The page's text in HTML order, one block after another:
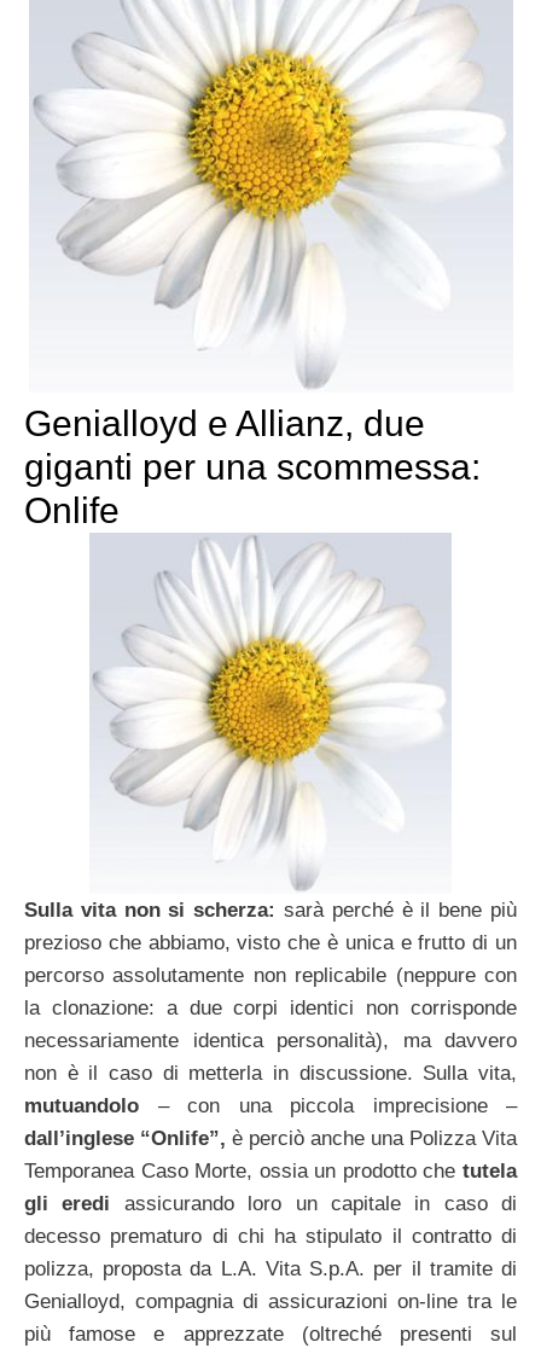
Genialloyd e Allianz, due
giganti per una scommessa:
Onlife
Sulla vita non si scherza: sarà perché è il bene più
prezioso che abbiamo, visto che è unica e frutto di un
percorso assolutamente non replicabile (neppure con
la clonazione: a due corpi identici non corrisponde
necessariamente identica personalità), ma davvero
non è il caso di metterla in discussione. Sulla vita,
mutuandolo – con una piccola imprecisione –
dall’inglese “Onlife”, è perciò anche una Polizza Vita
Temporanea Caso Morte, ossia un prodotto che tutela
gli eredi assicurando loro un capitale in caso di
decesso prematuro di chi ha stipulato il contratto di
polizza, proposta da L.A. Vita S.p.A. per il tramite di
Genialloyd, compagnia di assicurazioni on-line tra le
più famose e apprezzate (oltreché presenti sul